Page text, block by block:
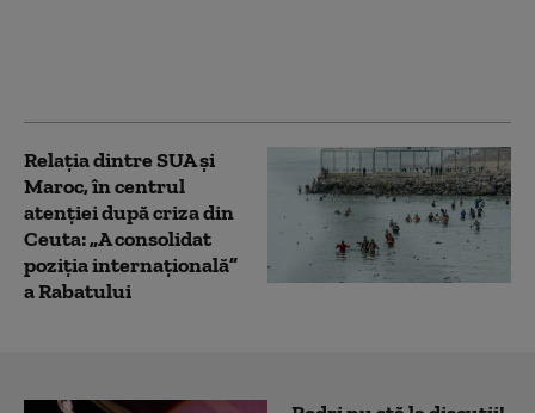
Relația dintre SUA și
Maroc, în centrul
atenției după criza din
Ceuta: „A consolidat
poziția internațională”
a Rabatului